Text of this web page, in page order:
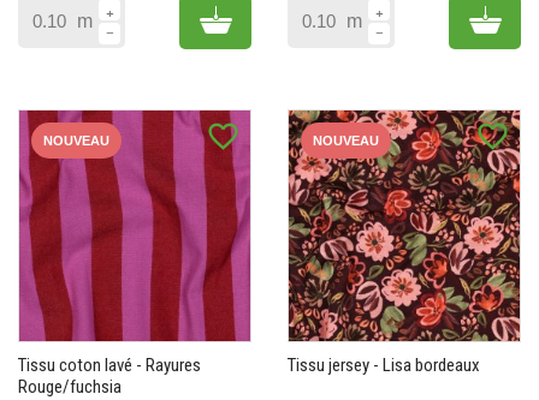
m Add to cart m Add
favorite_border
NOUVEAU
Tissu coton lavé - Rayures
Rouge/fuchsia
favorite_border
NOUVEAU
Tissu jersey - Lisa bordeaux